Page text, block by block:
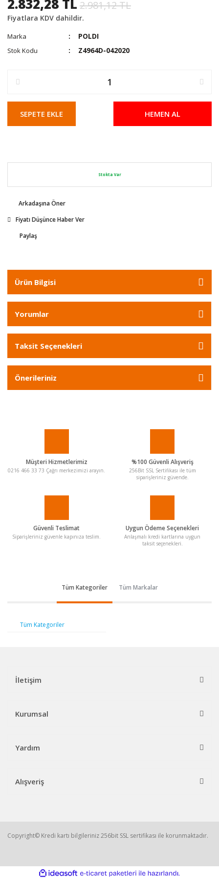
2.832,28 TL 2.981,12 TL
Fiyatlara KDV dahildir.
Marka POLDI
Stok Kodu Z4964D-042020
SEPETE EKLE HEMEN AL
Stokta Var
Arkadaşına Öner
Fiyatı Düşünce Haber Ver
Paylaş
Ürün Bilgisi
Yorumlar
Taksit Seçenekleri
Önerileriniz
Müşteri Hizmetlerimiz
0216 466 33 73 Çağrı merkezimizi arayın.
%100 Güvenli Alışveriş
256Bit SSL Sertifikası ile tüm
siparişleriniz güvende.
Güvenli Teslimat
Siparişleriniz güvenle kapınıza teslim.
Uygun Ödeme Seçenekleri
Anlaşmalı kredi kartlarına uygun
taksit seçenekleri.
Tüm Kategoriler Tüm Markalar
Tüm Kategoriler
İletişim
Kurumsal
Yardım
Alışveriş
Copyright© Kredi kartı bilgileriniz 256bit SSL sertifikası ile korunmaktadır.
ideasoft
e-